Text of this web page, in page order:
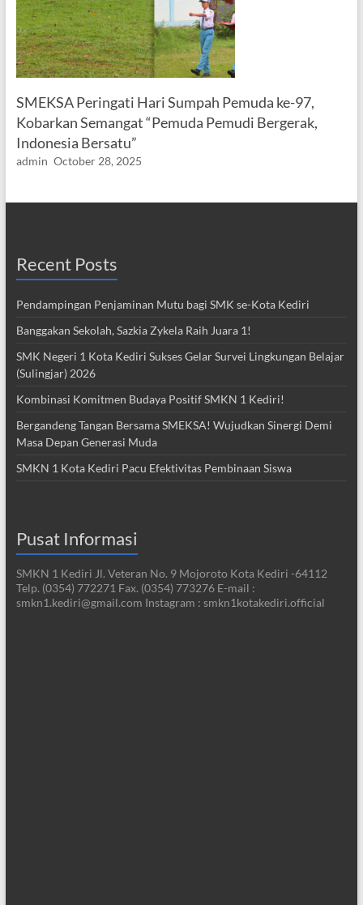
SMEKSA Peringati Hari Sumpah Pemuda ke-97,
Kobarkan Semangat “Pemuda Pemudi Bergerak,
Indonesia Bersatu”
admin October 28, 2025
Recent Posts
Pendampingan Penjaminan Mutu bagi SMK se-Kota Kediri
Banggakan Sekolah, Sazkia Zykela Raih Juara 1!
SMK Negeri 1 Kota Kediri Sukses Gelar Survei Lingkungan Belajar
(Sulingjar) 2026
Kombinasi Komitmen Budaya Positif SMKN 1 Kediri!
Bergandeng Tangan Bersama SMEKSA! Wujudkan Sinergi Demi
Masa Depan Generasi Muda
SMKN 1 Kota Kediri Pacu Efektivitas Pembinaan Siswa
Pusat Informasi
SMKN 1 Kediri Jl. Veteran No. 9 Mojoroto Kota Kediri -64112
Telp. (0354) 772271 Fax. (0354) 773276 E-mail :
smkn1.kediri@gmail.com Instagram : smkn1kotakediri.official